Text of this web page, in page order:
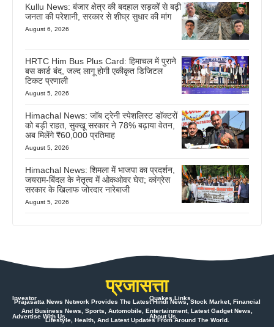
Kullu News: बंजार क्षेत्र की बदहाल सड़कों से बढ़ी
जनता की परेशानी, सरकार से शीघ्र सुधार की मांग
August 6, 2026
HRTC Him Bus Plus Card: हिमाचल में पुराने
बस कार्ड बंद, जल्द लागू होगी एकीकृत डिजिटल
टिकट प्रणाली
August 5, 2026
Himachal News: जॉब ट्रेनी स्पेशलिस्ट डॉक्टरों
को बड़ी राहत, सुक्खू सरकार ने 78% बढ़ाया वेतन,
अब मिलेंगे ₹60,000 प्रतिमाह
August 5, 2026
Himachal News: शिमला में भाजपा का प्रदर्शन,
जयराम-बिंदल के नेतृत्व में ओकओवर घेरा; कांग्रेस
सरकार के खिलाफ जोरदार नारेबाजी
August 5, 2026
प्रजासत्ता
Prajasatta News Network Provides The Latest Hindi News, Stock Market, Financial
And Business News, Sports, Automobile, Entertainment, Latest Gadget News,
Lifestyle, Health, And Latest Updates From Around The World.
Investor
Advertise With Us
Quakes Links
About Us